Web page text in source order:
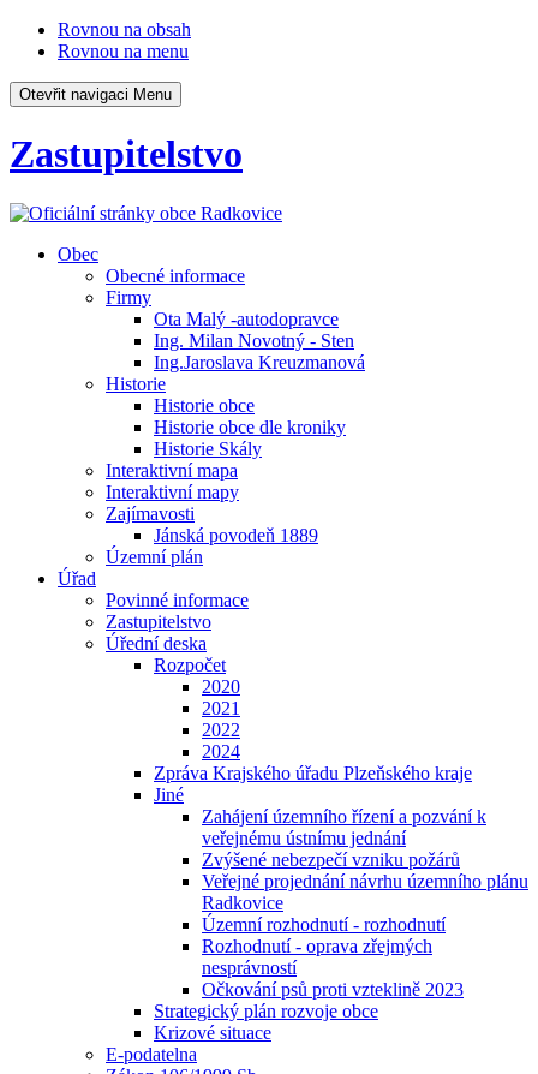
Rovnou na obsah
Rovnou na menu
Otevřit navigaci Menu
Zastupitelstvo
Obec
Obecné informace
Firmy
Ota Malý -autodopravce
Ing. Milan Novotný - Sten
Ing.Jaroslava Kreuzmanová
Historie
Historie obce
Historie obce dle kroniky
Historie Skály
Interaktivní mapa
Interaktivní mapy
Zajímavosti
Jánská povodeň 1889
Územní plán
Úřad
Povinné informace
Zastupitelstvo
Úřední deska
Rozpočet
2020
2021
2022
2024
Zpráva Krajského úřadu Plzeňského kraje
Jiné
Zahájení územního řízení a pozvání k
veřejnému ústnímu jednání
Zvýšené nebezpečí vzniku požárů
Veřejné projednání návrhu územního plánu
Radkovice
Územní rozhodnutí - rozhodnutí
Rozhodnutí - oprava zřejmých
nesprávností
Očkování psů proti vzteklině 2023
Strategický plán rozvoje obce
Krizové situace
E-podatelna